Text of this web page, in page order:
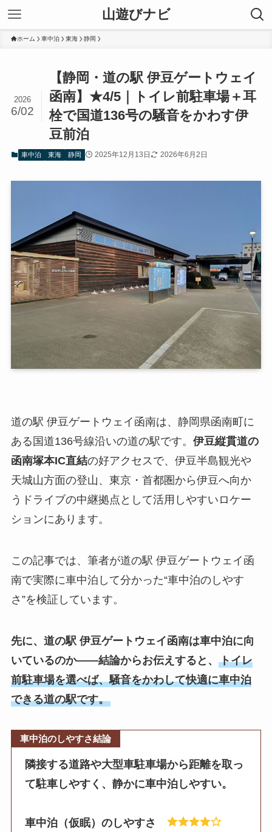
山遊びナビ
ホーム 車中泊 東海 静岡
【静岡・道の駅 伊豆ゲートウェイ
函南】★4/5｜トイレ前駐車場＋耳
栓で国道136号の騒音をかわす伊
豆前泊
2026
6/02
車中泊 東海 静岡 2025年12月13日 2026年6月2日
道の駅 伊豆ゲートウェイ函南は、静岡県函南町に
ある国道136号線沿いの道の駅です。 伊豆縦貫道の
函南塚本IC直結の好アクセスで、伊豆半島観光や
天城山方面の登山、東京・首都圏から伊豆へ向か
うドライブの中継拠点として活用しやすいロケー
ションにあります。
この記事では、筆者が道の駅 伊豆ゲートウェイ函
南で実際に車中泊して分かった“車中泊のしやす
さ”を検証しています。
先に、道の駅 伊豆ゲートウェイ函南は車中泊に向
いているのか——結論からお伝えすると、 トイレ
前駐車場を選べば、騒音をかわして快適に車中泊
できる道の駅です。
車中泊のしやすさ結論
隣接する道路や大型車駐車場から距離を取っ
て駐車しやすく、静かに車中泊しやすい。
車中泊（仮眠）のしやすさ